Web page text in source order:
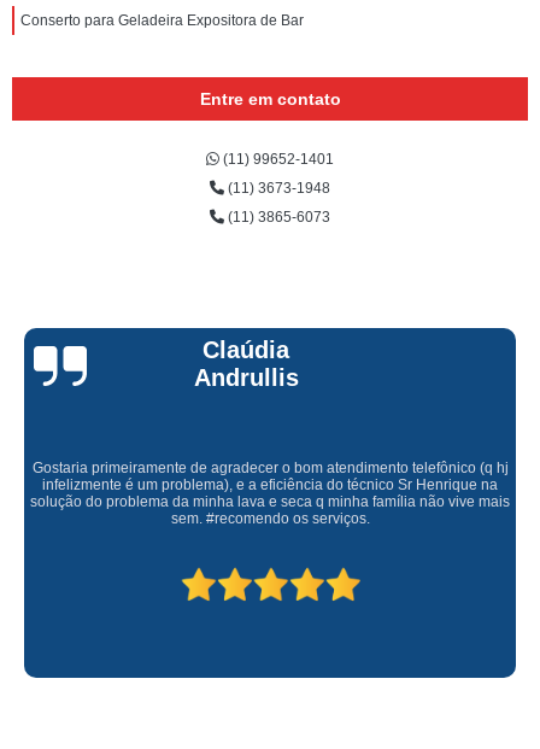
Conserto para Geladeira Expositora de Bar
Entre em contato
(11) 99652-1401
(11) 3673-1948
(11) 3865-6073
Claúdia
Andrullis
Gostaria primeiramente de agradecer o bom atendimento telefônico (q hj
infelizmente é um problema), e a eficiência do técnico Sr Henrique na
solução do problema da minha lava e seca q minha família não vive mais
sem. #recomendo os serviços.